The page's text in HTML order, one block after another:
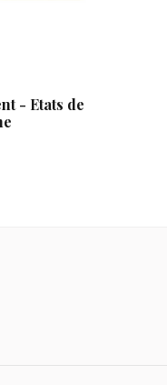
- Etats de